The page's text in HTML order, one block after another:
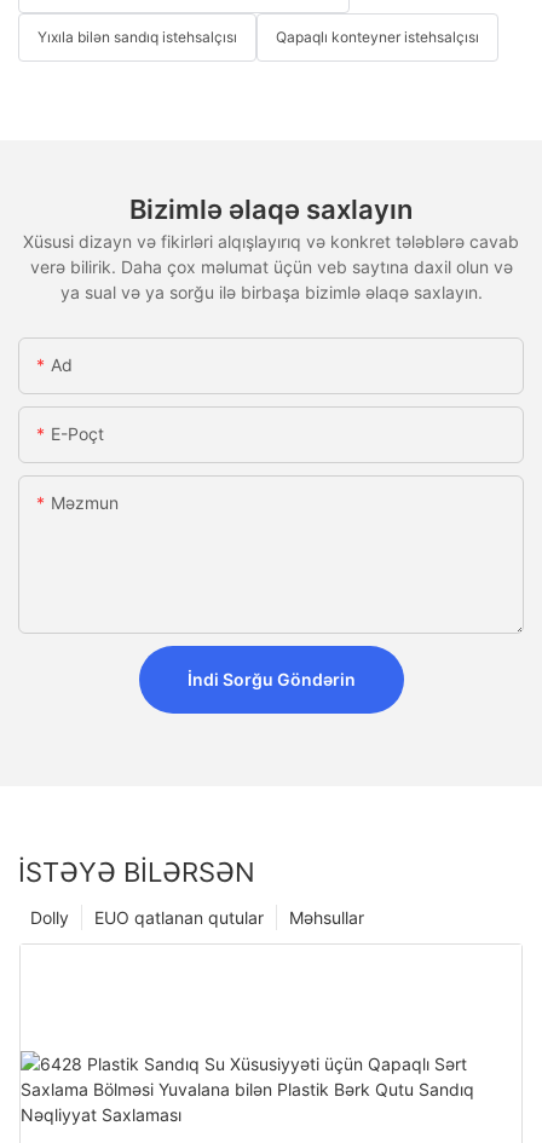
Yıxıla bilən sandıq istehsalçısı Qapaqlı konteyner istehsalçısı
Bizimlə əlaqə saxlayın
Xüsusi dizayn və fikirləri alqışlayırıq və konkret tələblərə cavab
verə bilirik. Daha çox məlumat üçün veb saytına daxil olun və
ya sual və ya sorğu ilə birbaşa bizimlə əlaqə saxlayın.
Ad
E-Poçt
Məzmun
İndi Sorğu Göndərin
İSTƏYƏ BILƏRSƏN
Məhsullar
EUO qatlanan qutular
Dolly